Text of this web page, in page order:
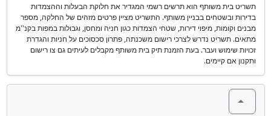
תשריט בית משותף הוא תרשים רשמי המגדיר את חלוקת הבעלות וההצמדות
בדירות ובשטחים בבניין משותף. התשריט מציין פרטים מזהים של החלקה, מספר
מבנים וקומות, מיפוי דירות, שטחי הצמדות כגון חניה ומחסן, וגבולות במפות בקנ''מ
מתאים. תשריט נדרש לצרכי רישום משכנתה, פתרון סכסוכים על חניות והגדרת
זכויות שימוש ועבר. בעת הזמנת תיק בית משותף מקבלים לעיתים גם צו רישום
ותקנון אם קיימים.